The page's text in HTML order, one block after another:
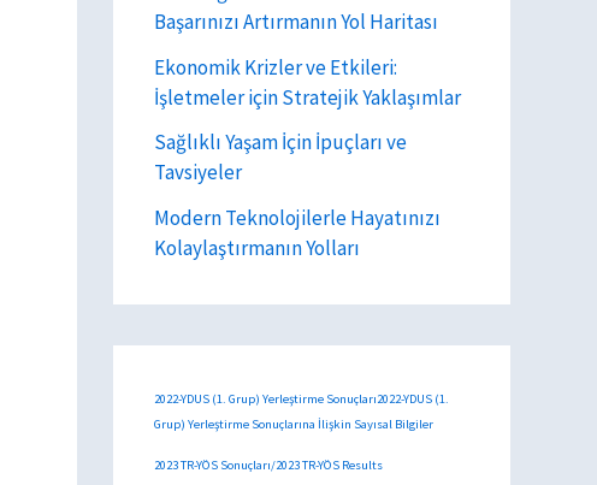
Başarınızı Artırmanın Yol Haritası
Ekonomik Krizler ve Etkileri:
İşletmeler için Stratejik Yaklaşımlar
Sağlıklı Yaşam İçin İpuçları ve
Tavsiyeler
Modern Teknolojilerle Hayatınızı
Kolaylaştırmanın Yolları
2022-YDUS (1. Grup) Yerleştirme Sonuçları2022-YDUS (1.
Grup) Yerleştirme Sonuçlarına İlişkin Sayısal Bilgiler
2023 TR-YÖS Sonuçları/2023 TR-YÖS Results